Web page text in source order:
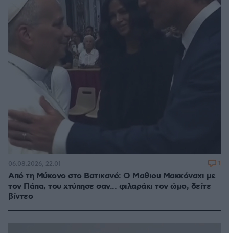
Από τη Μύκονο στο Βατικανό: Ο Μαθιου Μακκόναχι με
τον Πάπα, του χτύπησε σαν... φιλαράκι τον ώμο, δείτε
βίντεο
06.08.2026, 22:01 1